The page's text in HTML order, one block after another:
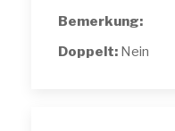
Bemerkung:
Doppelt: Nein